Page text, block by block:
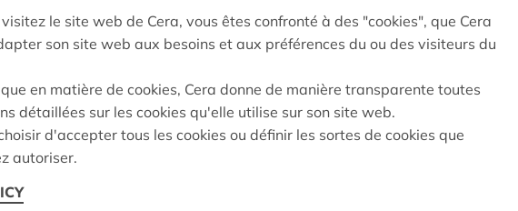
décision:04/06/2026
Approuvé
le site web de Cera, vous êtes confronté à des "cookies", que Cera
son site web aux besoins et aux préférences du ou des visiteurs du
en matière de cookies, Cera donne de manière transparente toutes
détaillées sur les cookies qu'elle utilise sur son site web.
d'accepter tous les cookies ou définir les sortes de cookies que
autoriser.